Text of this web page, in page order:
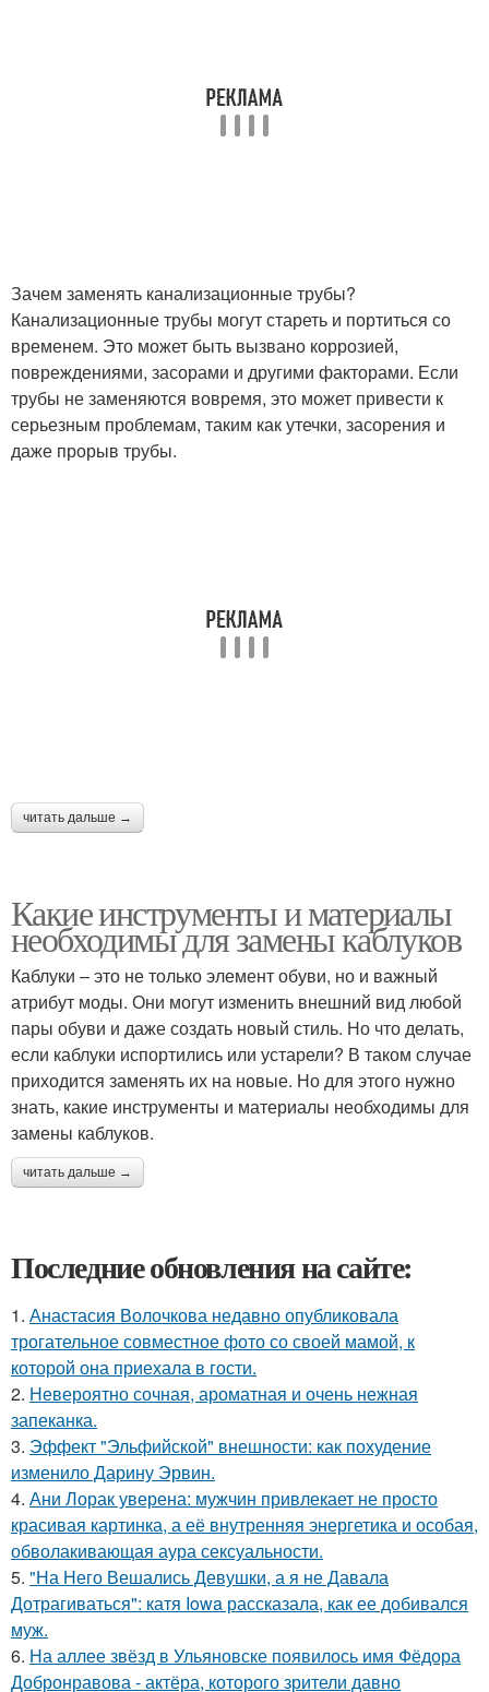
Зачем заменять канализационные трубы?
Канализационные трубы могут стареть и портиться со
временем. Это может быть вызвано коррозией,
повреждениями, засорами и другими факторами. Если
трубы не заменяются вовремя, это может привести к
серьезным проблемам, таким как утечки, засорения и
даже прорыв трубы.
читать дальше →
Какие инструменты и материалы
необходимы для замены каблуков
Каблуки – это не только элемент обуви, но и важный
атрибут моды. Они могут изменить внешний вид любой
пары обуви и даже создать новый стиль. Но что делать,
если каблуки испортились или устарели? В таком случае
приходится заменять их на новые. Но для этого нужно
знать, какие инструменты и материалы необходимы для
замены каблуков.
читать дальше →
Последние обновления на сайте:
1. Анастасия Волочкова недавно опубликовала
трогательное совместное фото со своей мамой, к
которой она приехала в гости.
2. Невероятно сочная, ароматная и очень нежная
запеканка.
3. Эффект "Эльфийской" внешности: как похудение
изменило Дарину Эрвин.
4. Ани Лорак уверена: мужчин привлекает не просто
красивая картинка, а её внутренняя энергетика и особая,
обволакивающая аура сексуальности.
5. "На Него Вешались Девушки, а я не Давала
Дотрагиваться": катя Iowa рассказала, как ее добивался
муж.
6. На аллее звёзд в Ульяновске появилось имя Фёдора
Добронравова - актёра, которого зрители давно